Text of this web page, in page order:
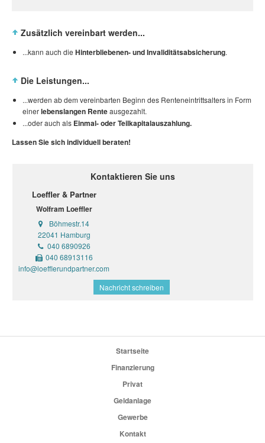
Zusätzlich vereinbart werden...
...kann auch die Hinterbliebenen- und Invaliditätsabsicherung.
Die Leistungen...
...werden ab dem vereinbarten Beginn des Renteneintrittsalters in Form
einerlebenslangen Renteausgezahlt.
...oder auch als Einmal- oder Teilkapitalauszahlung.
Lassen Sie sich individuell beraten!
Kontaktieren Sie uns
Loeffler & Partner
Wolfram Loeffler
Böhmestr.14
22041 Hamburg
040 6890926
040 68913116
info@loefflerundpartner.com
Nachricht schreiben
Startseite
Finanzierung
Privat
Geldanlage
Gewerbe
Kontakt